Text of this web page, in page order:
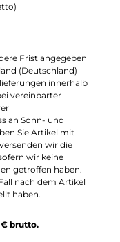
Frist angegeben
(Deutschland)
innerhalb
vereinbarter
an Sonn- und
Sie Artikel mit
wir die
wir keine
getroffen haben.
nach dem Artikel
haben.
€ brutto.